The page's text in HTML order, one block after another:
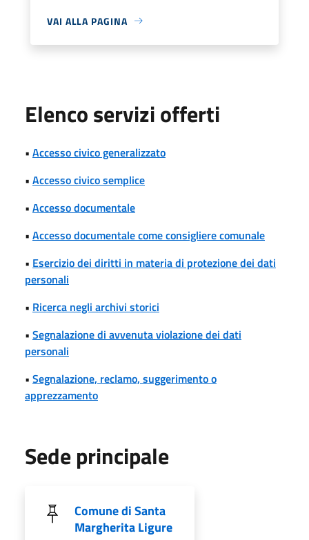
VAI ALLA PAGINA
Elenco servizi offerti
• Accesso civico generalizzato
• Accesso civico semplice
• Accesso documentale
• Accesso documentale come consigliere comunale
• Esercizio dei diritti in materia di protezione dei dati
personali
• Ricerca negli archivi storici
• Segnalazione di avvenuta violazione dei dati
personali
• Segnalazione, reclamo, suggerimento o
apprezzamento
Sede principale
Comune di Santa
Margherita Ligure